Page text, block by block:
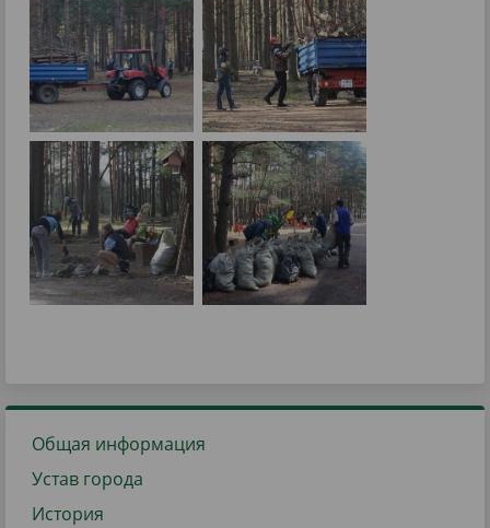
Общая информация
Устав города
История